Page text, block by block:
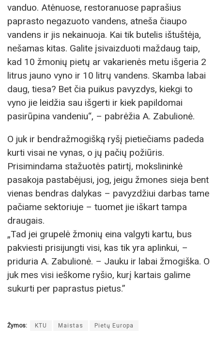
vanduo. Atėnuose, restoranuose paprašius
paprasto negazuoto vandens, atneša čiaupo
vandens ir jis nekainuoja. Kai tik butelis ištuštėja,
nešamas kitas. Galite įsivaizduoti maždaug taip,
kad 10 žmonių pietų ar vakarienės metu išgeria 2
litrus jauno vyno ir 10 litrų vandens. Skamba labai
daug, tiesa? Bet čia puikus pavyzdys, kiekgi to
vyno jie leidžia sau išgerti ir kiek papildomai
pasirūpina vandeniu“, – pabrėžia A. Zabulionė.
O juk ir bendražmogišką ryšį pietiečiams padeda
kurti visai ne vynas, o jų pačių požiūris.
Prisimindama stažuotės patirtį, mokslininkė
pasakoja pastabėjusi, jog, jeigu žmones sieja bent
vienas bendras dalykas – pavyzdžiui darbas tame
pačiame sektoriuje – tuomet jie iškart tampa
draugais.
„Tad jei grupelė žmonių eina valgyti kartu, bus
pakviesti prisijungti visi, kas tik yra aplinkui, –
priduria A. Zabulionė. – Jauku ir labai žmogiška. O
juk mes visi ieškome ryšio, kurį kartais galime
sukurti per paprastus pietus.”
Žymos: KTU Maistas Pietų Europa